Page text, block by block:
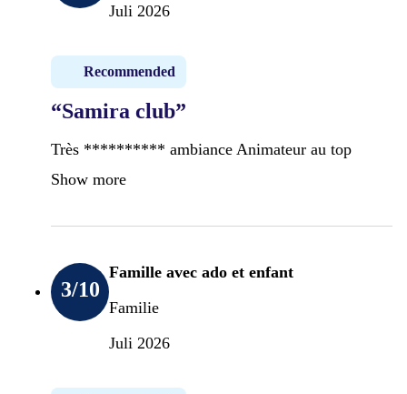
Juli 2026
Recommended
“Samira club”
Très ********** ambiance Animateur au top
Show more
3/10
Famille avec ado et enfant
Familie
Juli 2026